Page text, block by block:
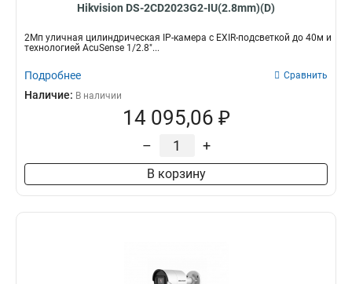
Hikvision DS-2CD2023G2-IU(2.8mm)(D)
2Мп уличная цилиндрическая IP-камера с EXIR-подсветкой до 40м и
технологией AcuSense 1/2.8"...
Подробнее Сравнить
Наличие: В наличии
14 095,06 ₽
– +
В корзину